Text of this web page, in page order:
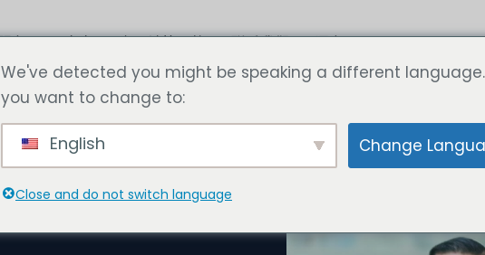
务 文章 立即计算价格 联系我们 语言
We've detected you might be speaking a different
you want to change to:
English Change
Close and do not switch language